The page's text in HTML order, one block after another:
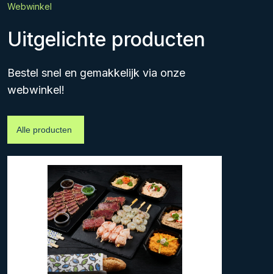
Webwinkel
Uitgelichte producten
Bestel snel en gemakkelijk via onze
webwinkel!
Alle producten